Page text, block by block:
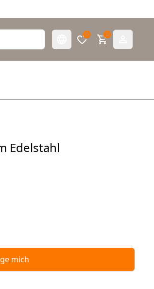
0 0
Edelstahl
mich